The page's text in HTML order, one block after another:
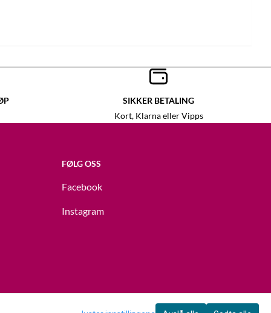
SIKKER BETALING
Kort, Klarna eller Vipps
FØLG OSS
Facebook
Instagram